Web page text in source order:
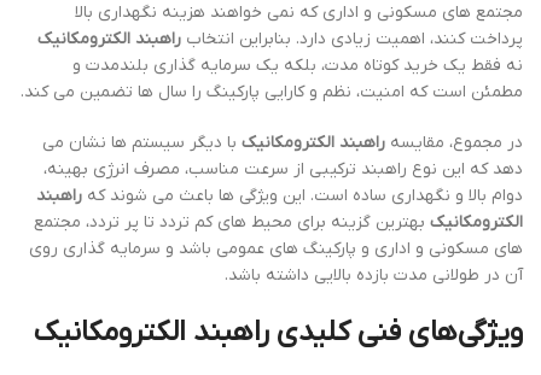
مجتمع های مسکونی و اداری که نمی خواهند هزینه نگهداری بالا
پرداخت کنند، اهمیت زیادی دارد. بنابراین انتخاب راهبند الکترومکانیک
نه فقط یک خرید کوتاه مدت، بلکه یک سرمایه گذاری بلندمدت و
مطمئن است که امنیت، نظم و کارایی پارکینگ را سال ها تضمین می کند.
در مجموع، مقایسه راهبند الکترومکانیک با دیگر سیستم ها نشان می
دهد که این نوع راهبند ترکیبی از سرعت مناسب، مصرف انرژی بهینه،
دوام بالا و نگهداری ساده است. این ویژگی ها باعث می شوند که راهبند
الکترومکانیک بهترین گزینه برای محیط های کم تردد تا پر تردد، مجتمع
های مسکونی و اداری و پارکینگ های عمومی باشد و سرمایه گذاری روی
آن در طولانی مدت بازده بالایی داشته باشد.
ویژگی‌های فنی کلیدی راهبند الکترومکانیک